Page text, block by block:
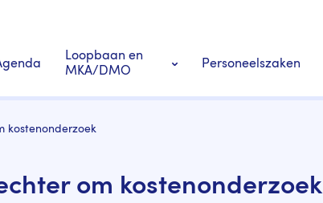
Loopbaan en
MKA/DMO
Personeelszaken
kostenonderzoek
om kostenonderzoek